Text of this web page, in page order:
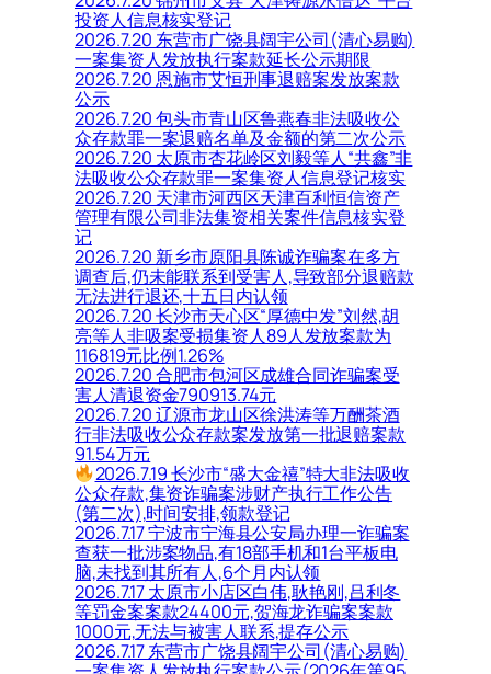
投资人信息核实登记
2026.7.20 东营市广饶县阔宇公司(清心易购)
一案集资人发放执行案款延长公示期限
2026.7.20 恩施市艾恒刑事退赔案发放案款
公示
2026.7.20 包头市青山区鲁燕春非法吸收公
众存款罪一案退赔名单及金额的第二次公示
2026.7.20 太原市杏花岭区刘毅等人“共鑫”非
法吸收公众存款罪一案集资人信息登记核实
2026.7.20 天津市河西区天津百利恒信资产
管理有限公司非法集资相关案件信息核实登
记
2026.7.20 新乡市原阳县陈诚诈骗案在多方
调查后,仍未能联系到受害人,导致部分退赔款
无法进行退还,十五日内认领
2026.7.20 长沙市天心区“厚德中发”刘然,胡
亮等人非吸案受损集资人89人发放案款为
116819元比例1.26%
2026.7.20 合肥市包河区成雄合同诈骗案受
害人清退资金790913.74元
2026.7.20 辽源市龙山区徐洪涛等万酬茶酒
行非法吸收公众存款案发放第一批退赔案款
91.54万元
2026.7.19 长沙市“盛大金禧”特大非法吸收
公众存款,集资诈骗案涉财产执行工作公告
(第二次),时间安排,领款登记
2026.7.17 宁波市宁海县公安局办理一诈骗案
查获一批涉案物品,有18部手机和1台平板电
脑,未找到其所有人,6个月内认领
2026.7.17 太原市小店区白伟,耿艳刚,吕利冬
等罚金案案款24400元,贺海龙诈骗案案款
1000元,无法与被害人联系,提存公示
2026.7.17 东营市广饶县阔宇公司(清心易购)